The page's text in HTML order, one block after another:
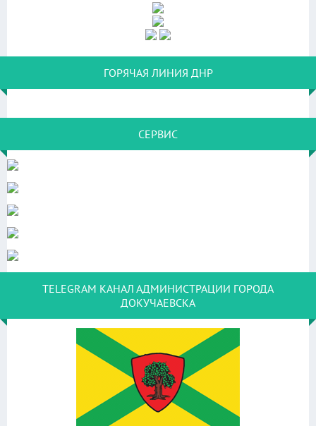
ГОРЯЧАЯ ЛИНИЯ ДНР
СЕРВИС
TELEGRAM КАНАЛ АДМИНИСТРАЦИИ ГОРОДА
ДОКУЧАЕВСКА